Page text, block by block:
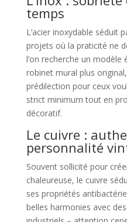
temps
L’acier inoxydable séduit
projets où la praticité ne
l’on recherche un modèle
robinet mural plus original,
prédilection pour ceux
strict minimum tout en
décoratif.
Le cuivre :
personnalité
Souvent sollicité pour
chaleureuse, le cuivre
ses propriétés
belles harmonies avec